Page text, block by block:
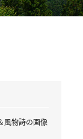
風物詩の画像